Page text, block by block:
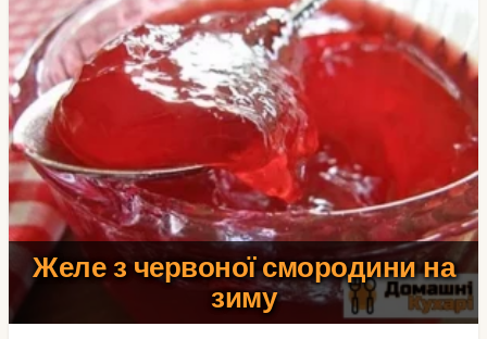
Желе з червоної смородини на
зиму